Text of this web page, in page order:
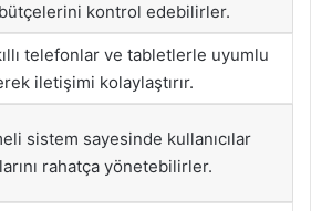
kontrol edebilirler.
telefonlar ve tabletlerle uyumlu
iletişimi kolaylaştırır.
sistem sayesinde kullanıcılar
rahatça yönetebilirler.